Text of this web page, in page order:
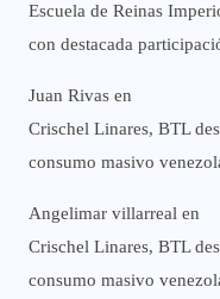
Escuela de Reinas
con destacada
Juan Rivas en
Crischel Linares, BTL
consumo masivo
Angelimar villarreal en
Crischel Linares, BTL
consumo masivo